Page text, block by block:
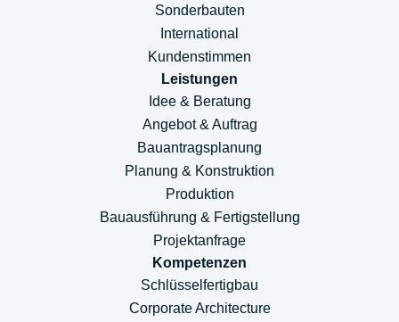
Sonderbauten
International
Kundenstimmen
Leistungen
Idee & Beratung
Angebot & Auftrag
Bauantragsplanung
Planung & Konstruktion
Produktion
Bauausführung & Fertigstellung
Projektanfrage
Kompetenzen
Schlüsselfertigbau
Corporate Architecture